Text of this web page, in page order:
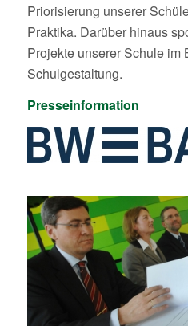
Priorisierung unserer
Praktika. Darüber hinaus
Projekte unserer Schule im
Schulgestaltung.
Presseinformation